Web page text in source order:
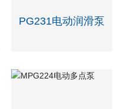
PG231电动润滑泵